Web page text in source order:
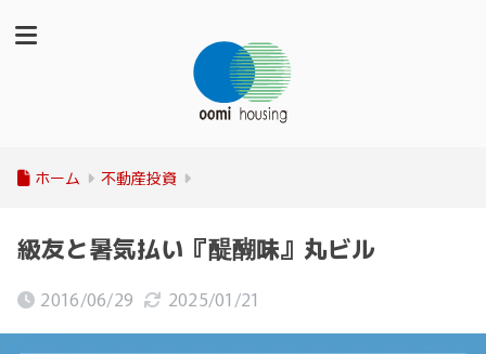
ホーム 不動産投資
級友と暑気払い『醍醐味』丸ビル
2016/06/29 2025/01/21